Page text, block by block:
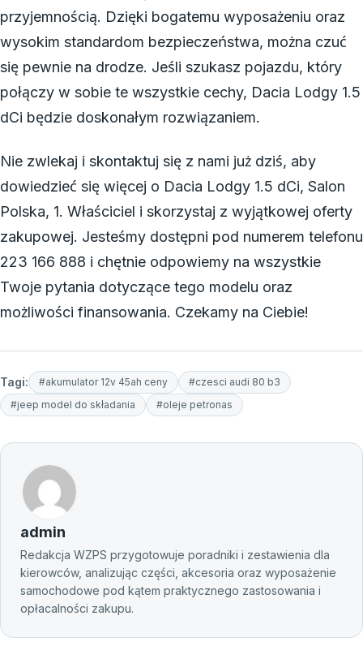
przyjemnością. Dzięki bogatemu wyposażeniu oraz
wysokim standardom bezpieczeństwa, można czuć
się pewnie na drodze. Jeśli szukasz pojazdu, który
połączy w sobie te wszystkie cechy, Dacia Lodgy 1.5
dCi będzie doskonałym rozwiązaniem.
Nie zwlekaj i skontaktuj się z nami już dziś, aby
dowiedzieć się więcej o Dacia Lodgy 1.5 dCi, Salon
Polska, 1. Właściciel i skorzystaj z wyjątkowej oferty
zakupowej. Jesteśmy dostępni pod numerem telefonu
223 166 888 i chętnie odpowiemy na wszystkie
Twoje pytania dotyczące tego modelu oraz
możliwości finansowania. Czekamy na Ciebie!
Tagi: #akumulator 12v 45ah ceny
#czesci audi 80 b3
#jeep model do składania
#oleje petronas
admin
Redakcja WZPS przygotowuje poradniki i zestawienia dla
kierowców, analizując części, akcesoria oraz wyposażenie
samochodowe pod kątem praktycznego zastosowania i
opłacalności zakupu.